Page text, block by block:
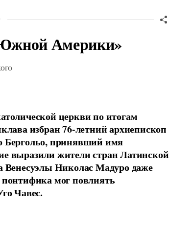
Америки»
церкви по итогам
избран 76-летний архиепископ
Бергольо, принявший имя
выразили жители стран Латинской
Венесуэлы Николас Мадуро даже
мог повлиять
Чавес.